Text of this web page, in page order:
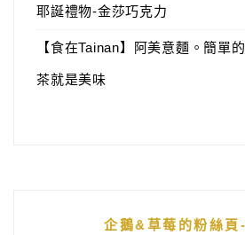
耶誕禮物-金莎巧克力
【食在Tainan】阿美意麵。簡單
茶就是美味
企鵝&草莓的粉絲頁